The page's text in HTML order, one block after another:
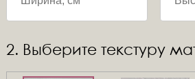
2. Выберите текстуру